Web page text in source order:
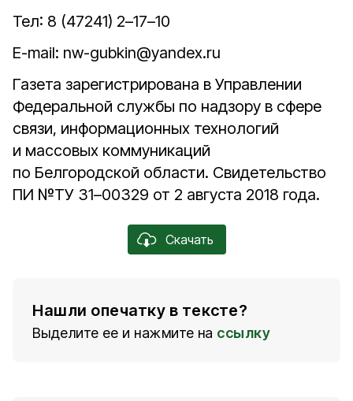
Тел: 8 (47241) 2–17–10
E-mail: nw-gubkin@yandex.ru
Газета зарегистрирована в Управлении
Федеральной службы по надзору в сфере
связи, информационных технологий
и массовых коммуникаций
по Белгородской области. Свидетельство
ПИ №ТУ 31–00329 от 2 августа 2018 года.
Скачать
Нашли опечатку в тексте?
Выделите ее и нажмите на ссылку